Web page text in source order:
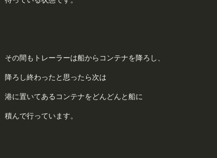
その間もトレーラーは船からコンテナを降ろし、
降ろし終わったと思ったら次は
港に置いてあるコンテナをどんどんと船に
積んで行っています。